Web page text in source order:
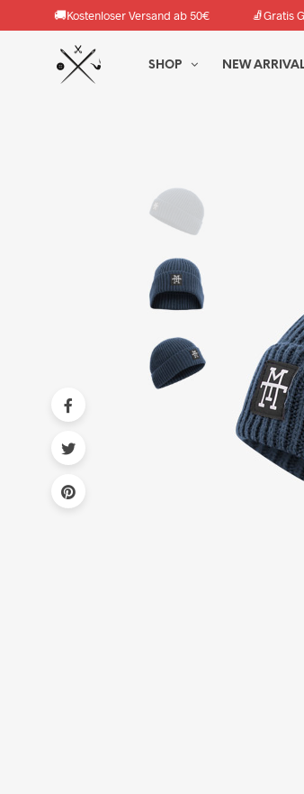
🚚Kostenloser Versand ab 50€ 🧦Gratis
SHOP NEW